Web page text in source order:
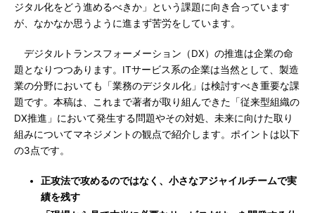
ジタル化をどう進めるべきか」という課題に向き合っています
が、なかなか思うように進まず苦労をしています。
デジタルトランスフォーメーション（DX）の推進は企業の命
題となりつつあります。ITサービス系の企業は当然として、製造
業の分野においても「業務のデジタル化」は検討すべき重要な課
題です。本稿は、これまで著者が取り組んできた「従来型組織の
DX推進」において発生する問題やその対処、未来に向けた取り
組みについてマネジメントの観点で紹介します。ポイントは以下
の3点です。
正攻法で攻めるのではなく、小さなアジャイルチームで実
績を残す